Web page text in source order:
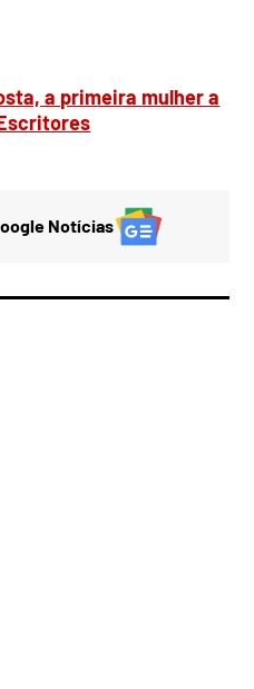
a primeira mulher a
Notícias